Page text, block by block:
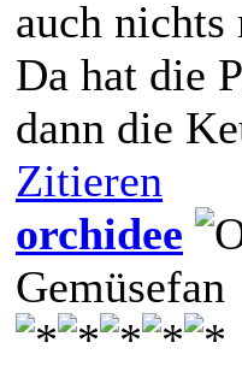
auch nichts
Da hat die
dann die
Zitieren
orchidee
Gemüsefan